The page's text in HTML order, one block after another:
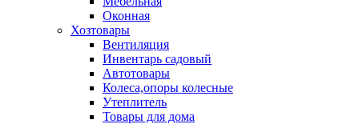
Оконная
Хозтовары
Вентиляция
Инвентарь садовый
Автотовары
Колеса,опоры колесные
Утеплитель
Товары для дома